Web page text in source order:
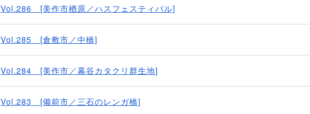
Vol.286 [美作市楢原／ハスフェスティバル]
Vol.285 [倉敷市／中橋]
Vol.284 [美作市／幕谷カタクリ群生地]
Vol.283 [備前市／三石のレンガ橋]